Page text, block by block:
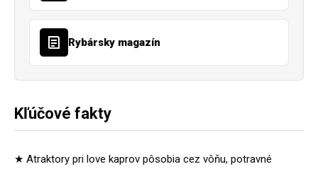
Rybársky magazín
Kľúčové fakty
★ Atraktory pri love kaprov pôsobia cez vôňu, potravné